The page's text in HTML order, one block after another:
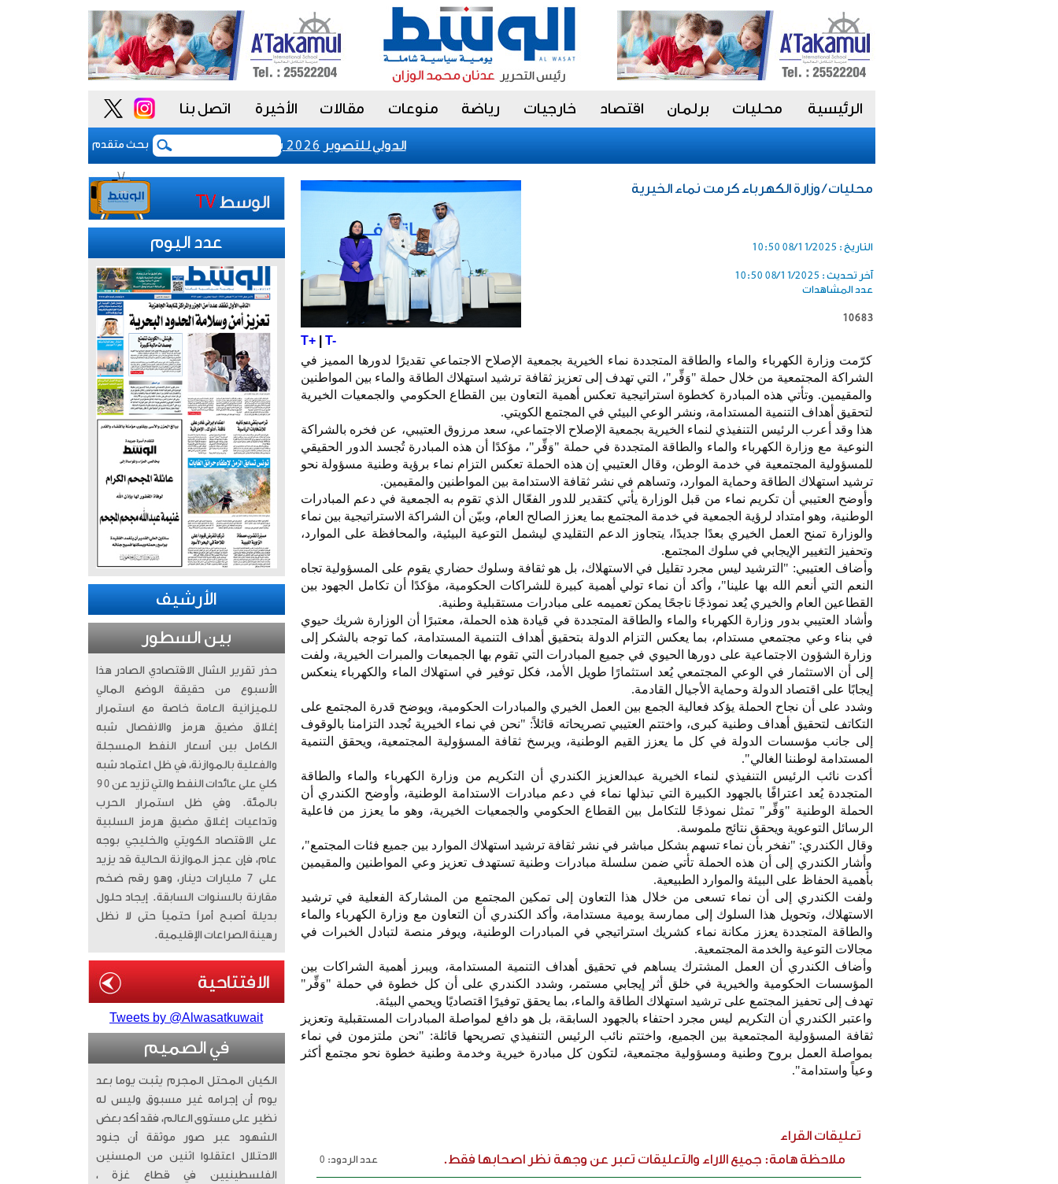
الرئيسية محليات برلمان اقتصاد خارجيات رياضة منوعات مقالات الأخيرة اتصل بنا
بحث متقدم الكويت تحقق إنجازا عالميا في بينالي fiap الدولي للتصوير 2026 بالبرازيل رفع رسوم تسجيل شركات نظم
محليات / وزارة الكهرباء كرمت نماء الخيرية
التاريخ : 08/11/2025 10:50
آخر تحديث : 08/11/2025 10:50
عدد المشاهدات
10683
T+| T-
كرّمت وزارة الكهرباء والماء والطاقة المتجددة نماء الخيرية بجمعية الإصلاح الاجتماعي تقديرًا لدورها المميز في
الشراكة المجتمعية من خلال حملة "وَفِّر"، التي تهدف إلى تعزيز ثقافة ترشيد استهلاك الطاقة والماء بين المواطنين
والمقيمين. وتأتي هذه المبادرة كخطوة استراتيجية تعكس أهمية التعاون بين القطاع الحكومي والجمعيات الخيرية
لتحقيق أهداف التنمية المستدامة، ونشر الوعي البيئي في المجتمع الكويتي.
هذا وقد أعرب الرئيس التنفيذي لنماء الخيرية بجمعية الإصلاح الاجتماعي، سعد مرزوق العتيبي، عن فخره بالشراكة
النوعية مع وزارة الكهرباء والماء والطاقة المتجددة في حملة "وَفِّر"، مؤكدًا أن هذه المبادرة تُجسد الدور الحقيقي
للمسؤولية المجتمعية في خدمة الوطن، وقال العتيبي إن هذه الحملة تعكس التزام نماء برؤية وطنية مسؤولة نحو
ترشيد استهلاك الطاقة وحماية الموارد، وتساهم في نشر ثقافة الاستدامة بين المواطنين والمقيمين.
وأوضح العتيبي أن تكريم نماء من قبل الوزارة يأتي كتقدير للدور الفعّال الذي تقوم به الجمعية في دعم المبادرات
الوطنية، وهو امتداد لرؤية الجمعية في خدمة المجتمع بما يعزز الصالح العام، وبيّن أن الشراكة الاستراتيجية بين نماء
والوزارة تمنح العمل الخيري بعدًا جديدًا، يتجاوز الدعم التقليدي ليشمل التوعية البيئية، والمحافظة على الموارد،
وتحفيز التغيير الإيجابي في سلوك المجتمع.
وأضاف العتيبي: "الترشيد ليس مجرد تقليل في الاستهلاك، بل هو ثقافة وسلوك حضاري يقوم على المسؤولية تجاه
النعم التي أنعم الله بها علينا"، وأكد أن نماء تولي أهمية كبيرة للشراكات الحكومية، مؤكدًا أن تكامل الجهود بين
القطاعين العام والخيري يُعد نموذجًا ناجحًا يمكن تعميمه على مبادرات مستقبلية وطنية.
وأشاد العتيبي بدور وزارة الكهرباء والماء والطاقة المتجددة في قيادة هذه الحملة، معتبرًا أن الوزارة شريك حيوي
في بناء وعي مجتمعي مستدام، بما يعكس التزام الدولة بتحقيق أهداف التنمية المستدامة، كما توجه بالشكر إلى
وزارة الشؤون الاجتماعية على دورها الحيوي في جميع المبادرات التي تقوم بها الجميعات والمبرات الخيرية، ولفت
إلى أن الاستثمار في الوعي المجتمعي يُعد استثمارًا طويل الأمد، فكل توفير في استهلاك الماء والكهرباء ينعكس
إيجابًا على اقتصاد الدولة وحماية الأجيال القادمة.
وشدد على أن نجاح الحملة يؤكد فعالية الجمع بين العمل الخيري والمبادرات الحكومية، ويوضح قدرة المجتمع على
التكاتف لتحقيق أهداف وطنية كبرى، واختتم العتيبي تصريحاته قائلاً: "نحن في نماء الخيرية نُجدد التزامنا بالوقوف
إلى جانب مؤسسات الدولة في كل ما يعزز القيم الوطنية، ويرسخ ثقافة المسؤولية المجتمعية، ويحقق التنمية
المستدامة لوطننا الغالي".
أكدت نائب الرئيس التنفيذي لنماء الخيرية عبدالعزيز الكندري أن التكريم من وزارة الكهرباء والماء والطاقة
المتجددة يُعد اعترافًا بالجهود الكبيرة التي تبذلها نماء في دعم مبادرات الاستدامة الوطنية، وأوضح الكندري أن
الحملة الوطنية "وَفِّر" تمثل نموذجًا للتكامل بين القطاع الحكومي والجمعيات الخيرية، وهو ما يعزز من فاعلية
الرسائل التوعوية ويحقق نتائج ملموسة.
وقال الكندري: "نفخر بأن نماء تسهم بشكل مباشر في نشر ثقافة ترشيد استهلاك الموارد بين جميع فئات المجتمع"،
وأشار الكندري إلى أن هذه الحملة تأتي ضمن سلسلة مبادرات وطنية تستهدف تعزيز وعي المواطنين والمقيمين
بأهمية الحفاظ على البيئة والموارد الطبيعية.
ولفت الكندري إلى أن نماء تسعى من خلال هذا التعاون إلى تمكين المجتمع من المشاركة الفعلية في ترشيد
الاستهلاك، وتحويل هذا السلوك إلى ممارسة يومية مستدامة، وأكد الكندري أن التعاون مع وزارة الكهرباء والماء
والطاقة المتجددة يعزز مكانة نماء كشريك استراتيجي في المبادرات الوطنية، ويوفر منصة لتبادل الخبرات في
مجالات التوعية والخدمة المجتمعية.
وأضاف الكندري أن العمل المشترك يساهم في تحقيق أهداف التنمية المستدامة، ويبرز أهمية الشراكات بين
المؤسسات الحكومية والخيرية في خلق أثر إيجابي مستمر، وشدد الكندري على أن كل خطوة في حملة "وَفِّر"
تهدف إلى تحفيز المجتمع على ترشيد استهلاك الطاقة والماء، بما يحقق توفيرًا اقتصاديًا ويحمي البيئة.
واعتبر الكندري أن التكريم ليس مجرد احتفاء بالجهود السابقة، بل هو دافع لمواصلة المبادرات المستقبلية وتعزيز
ثقافة المسؤولية المجتمعية بين الجميع، واختتم نائب الرئيس التنفيذي تصريحها قائلة: "نحن ملتزمون في نماء
بمواصلة العمل بروح وطنية ومسؤولية مجتمعية، لتكون كل مبادرة خيرية وخدمة وطنية خطوة نحو مجتمع أكثر
وعياً واستدامة".
تعليقات القراء
ملاحظة هامة: جميع الاراء والتعليقات تعبر عن وجهة نظر اصحابها فقط.
عدد الردود: 0
عدد اليوم
الأرشيف
بين السطور
حذر تقرير الشال الاقتصادي الصادر هذا
الأسبوع من حقيقة الوضع المالي
للميزانية العامة خاصة مع استمرار
إغلاق مضيق هرمز والانفصال شبه
الكامل بين أسعار النفط المسجلة
والفعلية بالموازنة، في ظل اعتماد شبه
كلي على عائدات النفط والتي تزيد عن 90
بالمئة. وفي ظل استمرار الحرب
وتداعيات إغلاق مضيق هرمز السلبية
على الاقتصاد الكويتي والخليجي بوجه
عام، فإن عجز الموازنة الحالية قد يزيد
على 7 مليارات دينار، وهو رقم ضخم
مقارنة بالسنوات السابقة. إيجاد حلول
بديلة أصبح أمراً حتمياً حتى لا نظل
رهينة الصراعات الإقليمية.
Tweets by @Alwasatkuwait
في الصميم
الكيان المحتل المجرم يثبت يوما بعد
يوم أن إجرامه غير مسبوق وليس له
نظير على مستوى العالم، فقد أكد بعض
الشهود عبر صور موثقة أن جنود
الاحتلال اعتقلوا اثنين من المسنين
الفلسطينيين في قطاع غزة ،